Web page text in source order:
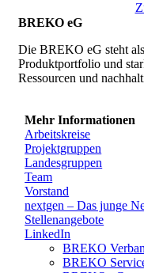
BREKO eG
Die BREKO eG steht
Produktportfolio und
Ressourcen und
Mehr Informationen
Arbeitskreise
Projektgruppen
Landesgruppen
Team
Vorstand
nextgen – Das junge
Stellenangebote
LinkedIn
BREKO
BREKO